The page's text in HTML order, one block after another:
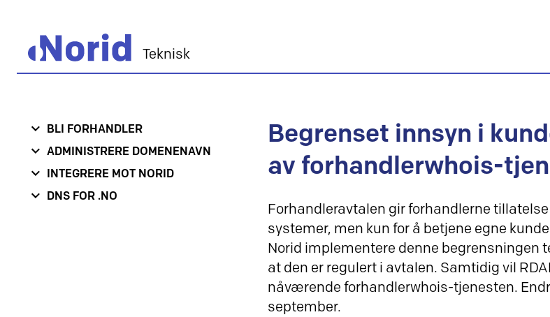
Teknisk
Begrenset innsyn i
av forhandlerwhois-
Forhandleravtalen gir forhandlerne
systemer, men kun for å betjene egne
Norid implementere denne begrensningen
at den er regulert i avtalen. Samtidig vil
nåværende forhandlerwhois-tjenesten.
september.
BLI FORHANDLER
ADMINISTRERE DOMENENAVN
INTEGRERE MOT NORID
DNS FOR .NO